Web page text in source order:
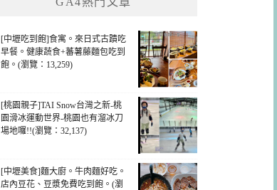
[中壢吃到飽]食寓。來日式古蹟吃
早餐。健康蔬食+蕃薯藤麵包吃到
飽。(瀏覽：13,259)
[桃園親子]TAI Snow台灣之新-桃
園滑冰運動世界-桃園也有溜冰刀
場地囉!!(瀏覽：32,137)
[中壢美食]麵大廚。牛肉麵好吃。
店內豆花、豆漿免費吃到飽。(瀏